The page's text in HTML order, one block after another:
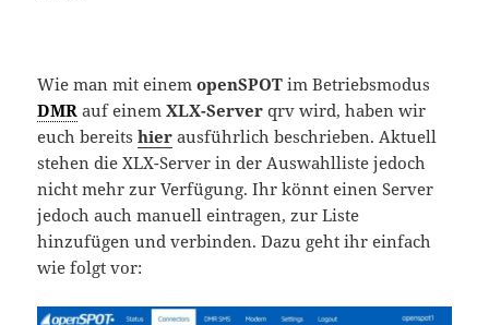
Wie man mit einemopenSPOT im Betriebsmodus
DMR auf einemXLX-Server qrv wird, haben wir
euch bereitshier ausführlich beschrieben. Aktuell
stehen die XLX-Server in der Auswahlliste jedoch
nicht mehr zur Verfügung. Ihr könnt einen Server
jedoch auch manuell eintragen, zur Liste
hinzufügen und verbinden. Dazu geht ihr einfach
wie folgt vor: